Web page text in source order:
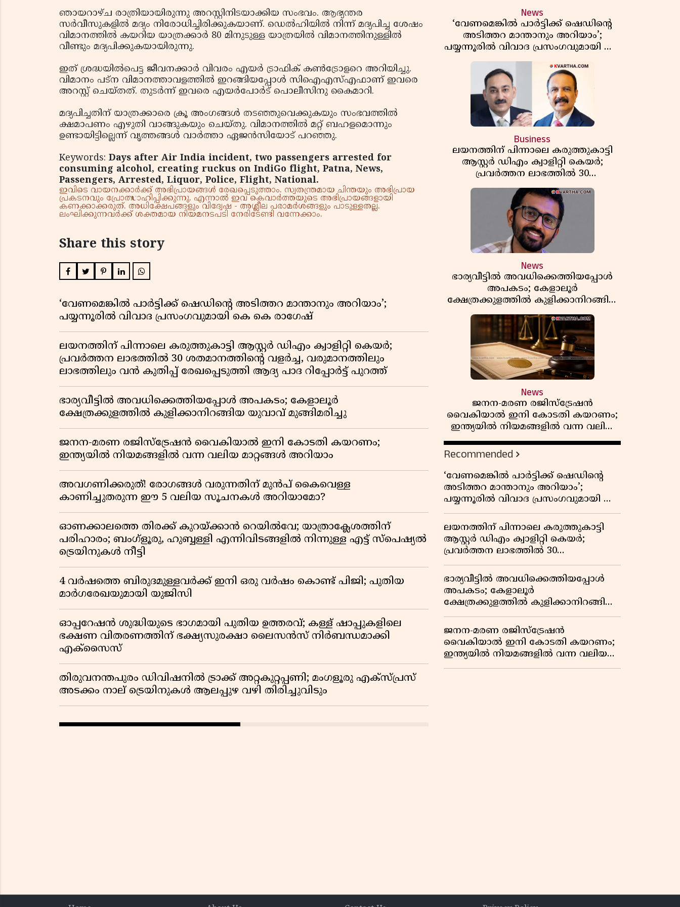
ഞായറാഴ്ച രാത്രിയായിരുന്നു അറസ്റ്റിനിടയാക്കിയ സംഭവം. ആഭ്യന്തര
സര്‍വീസുകളില്‍ മദ്യം നിരോധിച്ചിരിക്കുകയാണ്. ഡെല്‍ഹിയില്‍ നിന്ന് മദ്യപിച്ച ശേഷം
വിമാനത്തില്‍ കയറിയ യാത്രക്കാര്‍ 80 മിനുടുള്ള യാത്രയില്‍ വിമാനത്തിനുള്ളില്‍
വീണ്ടും മദ്യപിക്കുകയായിരുന്നു.
ഇത് ശ്രദ്ധയില്‍പെട്ട ജീവനക്കാര്‍ വിവരം എയര്‍ ട്രാഫിക് കണ്‍ട്രോളറെ അറിയിച്ചു.
വിമാനം പട്ന വിമാനത്താവളത്തില്‍ ഇറങ്ങിയപ്പോള്‍ സിഐഎസ്എഫാണ് ഇവരെ
അറസ്റ്റ് ചെയ്തത്. തുടര്‍ന്ന് ഇവരെ എയര്‍പോര്‍ട് പൊലീസിനു കൈമാറി.
മദ്യപിച്ചതിന് യാത്രക്കാരെ ക്രൂ അംഗങ്ങള്‍ തടഞ്ഞുവെക്കുകയും സംഭവത്തില്‍
ക്ഷമാപണം എഴുതി വാങ്ങുകയും ചെയ്തു. വിമാനത്തില്‍ മറ്റ് ബഹളമൊന്നും
ഉണ്ടായിട്ടില്ലെന്ന് വൃത്തങ്ങള്‍ വാര്‍ത്താ ഏജന്‍സിയോട് പറഞ്ഞു.
Keywords: Days after Air India incident, two passengers arrested for
consuming alcohol, creating ruckus on IndiGo flight, Patna, News,
Passengers, Arrested, Liquor, Police, Flight, National.
ഇവിടെ വായനക്കാർക്ക് അഭിപ്രായങ്ങൾ രേഖപ്പെടുത്താം. സ്വതന്ത്രമായ ചിന്തയും അഭിപ്രായ
പ്രകടനവും പ്രോത്സാഹിപ്പിക്കുന്നു. എന്നാൽ ഇവ കെവാർത്തയുടെ അഭിപ്രായങ്ങളായി
കണക്കാക്കരുത്. അധിക്ഷേപങ്ങളും വിദ്വേഷ - അശ്ലീല പരാമർശങ്ങളും പാടുള്ളതല്ല.
ലംഘിക്കുന്നവർക്ക് ശക്തമായ നിയമനടപടി നേരിടേണ്ടി വന്നേക്കാം.
Share this story
‘വേണമെങ്കിൽ പാർട്ടിക്ക് ഷെഡിൻ്റെ അടിത്തറ മാന്താനും അറിയാം’;
പയ്യന്നൂരിൽ വിവാദ പ്രസംഗവുമായി കെ കെ രാഗേഷ്
ലയനത്തിന് പിന്നാലെ കരുത്തുകാട്ടി ആസ്റ്റർ ഡിഎം ക്വാളിറ്റി കെയർ;
പ്രവർത്തന ലാഭത്തിൽ 30 ശതമാനത്തിൻ്റെ വളർച്ച, വരുമാനത്തിലും
ലാഭത്തിലും വൻ കുതിപ്പ് രേഖപ്പെടുത്തി ആദ്യ പാദ റിപ്പോർട്ട് പുറത്ത്
ഭാര്യവീട്ടിൽ അവധിക്കെത്തിയപ്പോൾ അപകടം; കേളാലൂർ
ക്ഷേത്രക്കുളത്തിൽ കുളിക്കാനിറങ്ങിയ യുവാവ് മുങ്ങിമരിച്ചു
ജനന-മരണ രജിസ്ട്രേഷൻ വൈകിയാൽ ഇനി കോടതി കയറണം;
ഇന്ത്യയിൽ നിയമങ്ങളിൽ വന്ന വലിയ മാറ്റങ്ങൾ അറിയാം
അവഗണിക്കരുത്! രോഗങ്ങൾ വരുന്നതിന് മുൻപ് കൈവെള്ള
കാണിച്ചുതരുന്ന ഈ 5 വലിയ സൂചനകൾ അറിയാമോ?
ഓണക്കാലത്തെ തിരക്ക് കുറയ്ക്കാൻ റെയിൽവേ; യാത്രാക്ലേശത്തിന്
പരിഹാരം; ബംഗ്ളൂരു, ഹുബ്ബള്ളി എന്നിവിടങ്ങളിൽ നിന്നുള്ള എട്ട് സ്പെഷ്യൽ
ട്രെയിനുകൾ നീട്ടി
4 വർഷത്തെ ബിരുദമുള്ളവർക്ക് ഇനി ഒരു വർഷം കൊണ്ട് പിജി; പുതിയ
മാർഗരേഖയുമായി യുജിസി
ഓപ്പറേഷൻ ശുദ്ധിയുടെ ഭാഗമായി പുതിയ ഉത്തരവ്; കള്ള് ഷാപ്പുകളിലെ
ഭക്ഷണ വിതരണത്തിന് ഭക്ഷ്യസുരക്ഷാ ലൈസൻസ് നിർബന്ധമാക്കി
എക്സൈസ്
തിരുവനന്തപുരം ഡിവിഷനിൽ ട്രാക്ക് അറ്റകുറ്റപ്പണി; മംഗളൂരു എക്സ്പ്രസ്
അടക്കം നാല് ട്രെയിനുകൾ ആലപ്പുഴ വഴി തിരിച്ചുവിടും
News
‘വേണമെങ്കിൽ പാർട്ടിക്ക് ഷെഡിൻ്റെ
അടിത്തറ മാന്താനും അറിയാം’;
പയ്യന്നൂരിൽ വിവാദ പ്രസംഗവുമായി കെ
കെ രാഗേഷ്
Business
ലയനത്തിന് പിന്നാലെ കരുത്തുകാട്ടി
ആസ്റ്റർ ഡിഎം ക്വാളിറ്റി കെയർ;
പ്രവർത്തന ലാഭത്തിൽ 30
ശതമാനത്തിൻ്റെ വളർച്ച,
വരുമാനത്തിലും ലാഭത്തിലും വൻ
കുതിപ്പ് രേഖപ്പെടുത്തി ആദ്യ പാദ
റിപ്പോർട്ട് പുറത്ത്
News
ഭാര്യവീട്ടിൽ അവധിക്കെത്തിയപ്പോൾ
അപകടം; കേളാലൂർ
ക്ഷേത്രക്കുളത്തിൽ കുളിക്കാനിറങ്ങിയ
യുവാവ് മുങ്ങിമരിച്ചു
News
ജനന-മരണ രജിസ്ട്രേഷൻ
വൈകിയാൽ ഇനി കോടതി കയറണം;
ഇന്ത്യയിൽ നിയമങ്ങളിൽ വന്ന വലിയ
മാറ്റങ്ങൾ അറിയാം
Recommended
‘വേണമെങ്കിൽ പാർട്ടിക്ക് ഷെഡിൻ്റെ
അടിത്തറ മാന്താനും അറിയാം’;
പയ്യന്നൂരിൽ വിവാദ പ്രസംഗവുമായി കെ
കെ രാഗേഷ്
ലയനത്തിന് പിന്നാലെ കരുത്തുകാട്ടി
ആസ്റ്റർ ഡിഎം ക്വാളിറ്റി കെയർ;
പ്രവർത്തന ലാഭത്തിൽ 30
ശതമാനത്തിൻ്റെ വളർച്ച,
വരുമാനത്തിലും ലാഭത്തിലും വൻ
കുതിപ്പ് രേഖപ്പെടുത്തി ആദ്യ പാദ
റിപ്പോർട്ട് പുറത്ത്
ഭാര്യവീട്ടിൽ അവധിക്കെത്തിയപ്പോൾ
അപകടം; കേളാലൂർ
ക്ഷേത്രക്കുളത്തിൽ കുളിക്കാനിറങ്ങിയ
യുവാവ് മുങ്ങിമരിച്ചു
ജനന-മരണ രജിസ്ട്രേഷൻ
വൈകിയാൽ ഇനി കോടതി കയറണം;
ഇന്ത്യയിൽ നിയമങ്ങളിൽ വന്ന വലിയ
മാറ്റങ്ങൾ അറിയാം